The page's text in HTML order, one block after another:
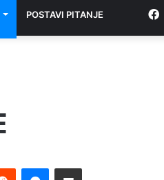
POSTAVI PITANJE